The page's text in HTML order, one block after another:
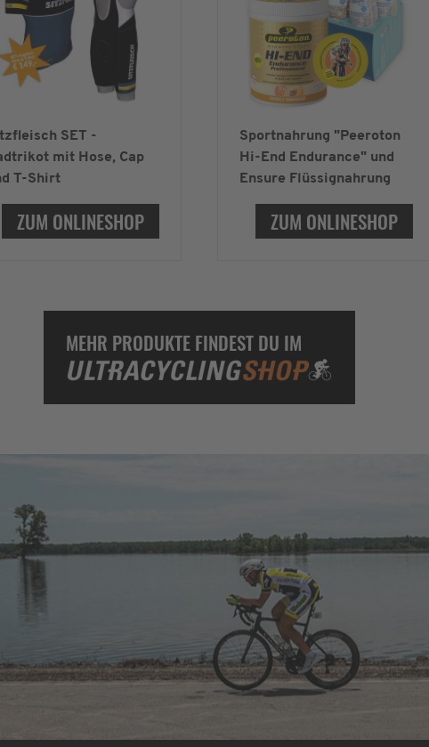
SET -
mit Hose, Cap
T-Shirt
ZUM ONLINESHOP
Sportnahrung "Peeroton
Hi-End Endurance" und
Ensure Flüssignahrung
ZUM ONLINESHOP
MEHR PRODUKTE FINDEST DU IM